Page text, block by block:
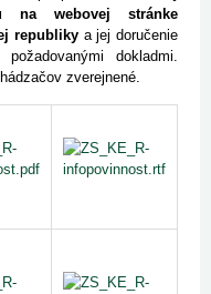
na webovej stránke
republiky a jej doručenie
dokladmi.
zverejnené.